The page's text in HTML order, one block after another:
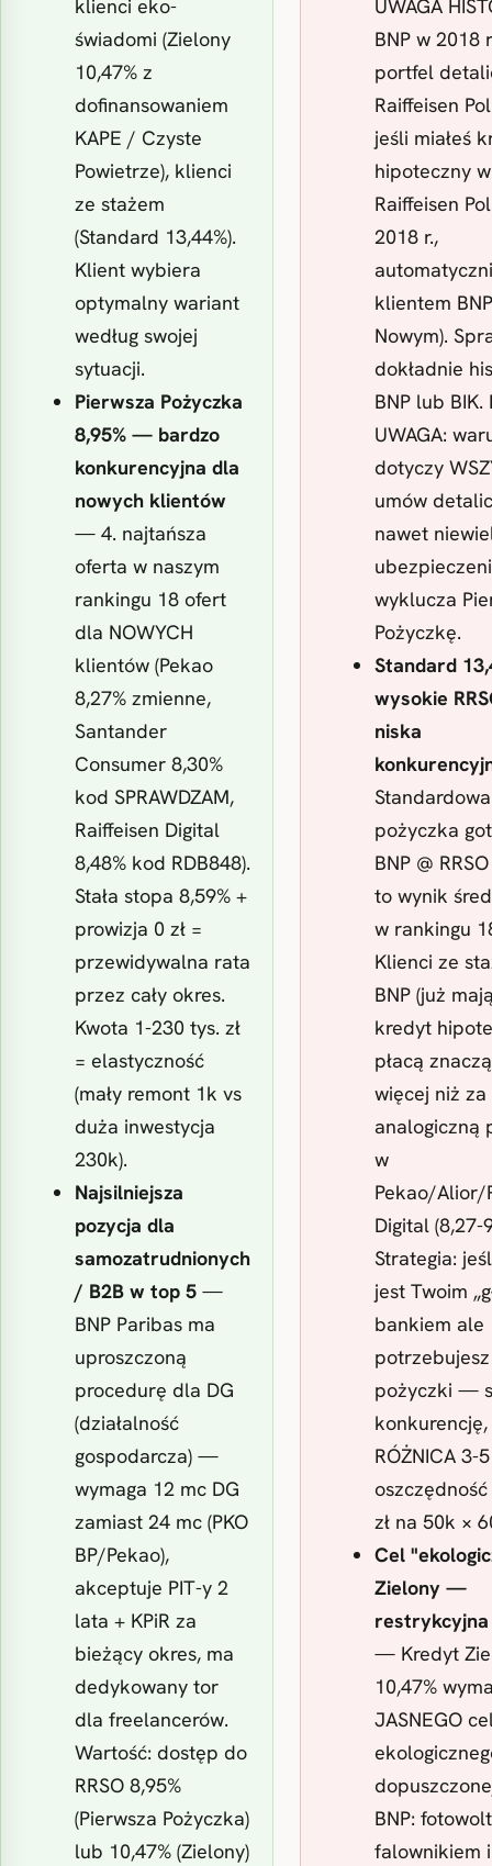
klienci eko-
świadomi (Zielony
10,47% z
dofinansowaniem
KAPE / Czyste
Powietrze), klienci
ze stażem
(Standard 13,44%).
Klient wybiera
optymalny wariant
według swojej
sytuacji.
Pierwsza Pożyczka
8,95% — bardzo
konkurencyjna dla
nowych klientów
— 4. najtańsza
oferta w naszym
rankingu 18 ofert
dla NOWYCH
klientów (Pekao
8,27% zmienne,
Santander
Consumer 8,30%
kod SPRAWDZAM,
Raiffeisen Digital
8,48% kod RDB848).
Stała stopa 8,59% +
prowizja 0 zł =
przewidywalna rata
przez cały okres.
Kwota 1-230 tys. zł
= elastyczność
(mały remont 1k vs
duża inwestycja
230k).
Najsilniejsza
pozycja dla
samozatrudnionych
/ B2B w top 5 —
BNP Paribas ma
uproszczoną
procedurę dla DG
(działalność
gospodarcza) —
wymaga 12 mc DG
zamiast 24 mc (PKO
BP/Pekao),
akceptuje PIT-y 2
lata + KPiR za
bieżący okres, ma
dedykowany tor
dla freelancerów.
Wartość: dostęp do
RRSO 8,95%
(Pierwsza Pożyczka)
lub 10,47% (Zielony)
UWAGA
BNP w 2018
portfel
Raiffeisen
jeśli miałeś
hipoteczny w
Raiffeisen
2018 r.,
klientem
Nowym).
dokładnie
BNP lub BIK.
UWAGA:
dotyczy
umów
nawet
wyklucza
Pożyczkę.
Standard
wysokie
niska
Standardowa
pożyczka
BNP @
to wynik
w rankingu
Klienci ze
BNP (już
kredyt
płacą
więcej niż za
analogiczną
w
Pekao/Alior/
Digital (8,27-
Strategia:
jest Twoim
bankiem ale
potrzebujesz
pożyczki —
konkurencję,
RÓŻNICA 3-
zł na 50k ×
Cel
Zielony —
— Kredyt
10,47%
JASNEGO
BNP:
falownikiem i